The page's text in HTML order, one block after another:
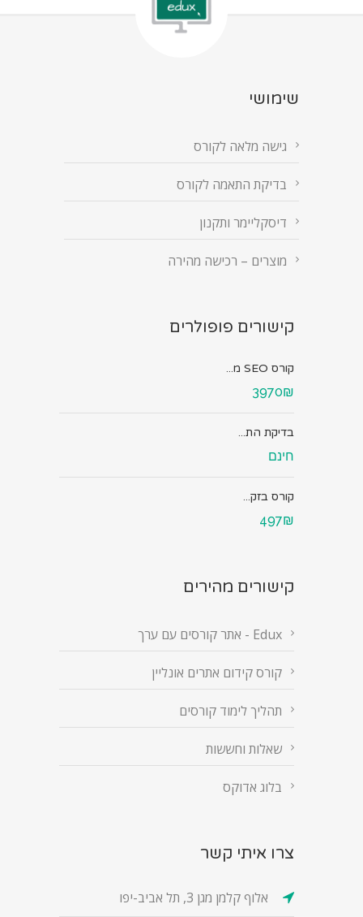
שימושי
גישה מלאה לקורס
בדיקת התאמה לקורס
דיסקליימר ותקנון
מוצרים – רכישה מהירה
קישורים פופולרים
קורס SEO מ...
3970₪
בדיקת הת...
חינם
קורס בזק...
497₪
קישורים מהירים
Edux - אתר קורסים עם ערך
קורס קידום אתרים אונליין
תהליך לימוד קורסים
שאלות וחששות
בלוג אדוקס
צרו איתי קשר
אלוף קלמן מגן 3, תל אביב-יפו